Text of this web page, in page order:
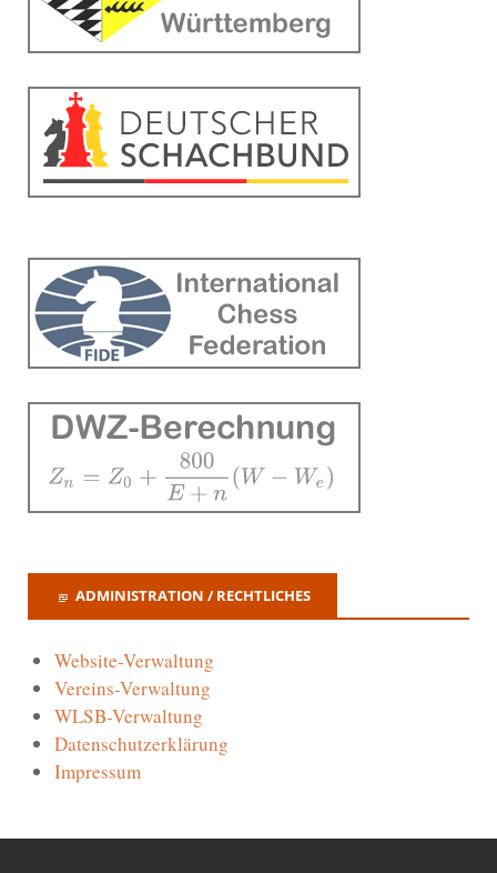
ADMINISTRATION / RECHTLICHES
Website-Verwaltung
Vereins-Verwaltung
WLSB-Verwaltung
Datenschutzerklärung
Impressum